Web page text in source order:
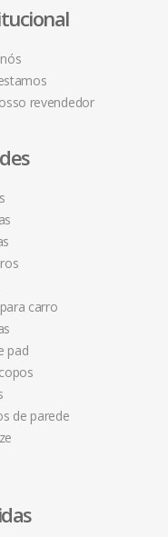
revendedor
carro
pad
de parede